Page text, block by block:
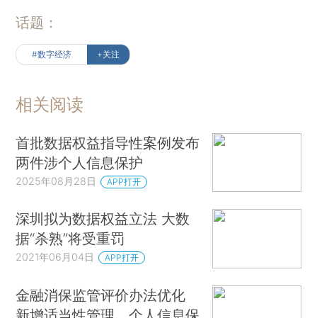
话题：
#数字经济 +关注
相关阅读
首批数据权益指导性案例发布
两件涉个人信息保护
2025年08月28日 APP打开
深圳拟为数据权益立法 大数
据“杀熟”将受重罚
2021年06月04日 APP打开
金融消保监管评价办法优化